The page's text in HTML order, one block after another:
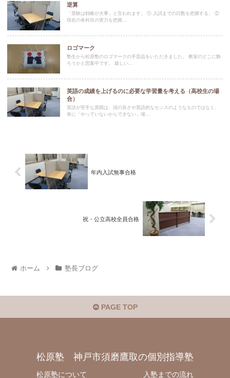
逆算
「受験は戦略が大事」と言われます。 ① 入試までの日数を把握する。 ②
現在の各科目の実力を把握...
ロゴマーク
塾生から松原塾のロゴマークの手芸品をいただきました。 教室のどこに飾
ろうかと思案中です。 嬉しい...
英語の成績を上げるのに必要な学習量を考える（高校生の場
合）
英語が苦手な原因は、頭の良さや英語的なセンスのようなものではなく、
単に「やっていないからできない」場...
年内入試無事合格
祝・公立高校全員合格
ホーム 塾長ブログ
PAGE TOP
松原塾 神戸市須磨鷹取の個別指導塾
松原塾について 入塾までの流れ